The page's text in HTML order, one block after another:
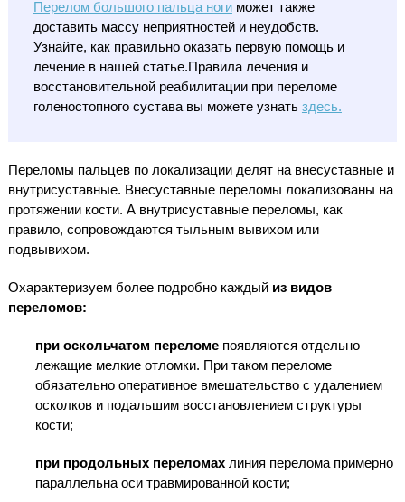
Перелом большого пальца ногиможет также
доставить массу неприятностей и неудобств.
Узнайте, как правильно оказать первую помощь и
лечение в нашей статье.Правила лечения и
восстановительной реабилитации при переломе
голеностопного сустава вы можете узнать здесь.
Переломы пальцев по локализации делят на внесуставные и
внутрисуставные. Внесуставные переломы локализованы на
протяжении кости. А внутрисуставные переломы, как
правило, сопровождаются тыльным вывихом или
подвывихом.
Охарактеризуем более подробно каждый из видов
переломов:
при оскольчатом переломепоявляются отдельно
лежащие мелкие отломки. При таком переломе
обязательно оперативное вмешательство с удалением
осколков и подальшим восстановлением структуры
кости;
при продольных переломахлиния перелома примерно
параллельна оси травмированной кости;